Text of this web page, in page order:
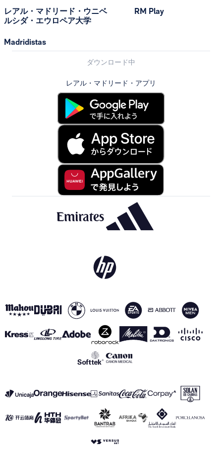
レアル・マドリード・ウニベ
ルシダ・エウロペア大学
Madridistas
RM Play
ダウンロード中
レアル・マドリード・アプリ